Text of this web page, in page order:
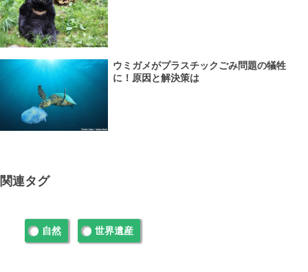
ウミガメがプラスチックごみ問題の犠牲
に！原因と解決策は
関連タグ
自然 世界遺産